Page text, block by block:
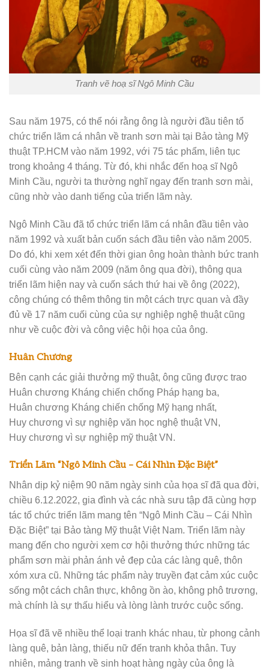
Tranh vẽ hoạ sĩ Ngô Minh Cầu
Sau năm 1975, có thể nói rằng ông là người đầu tiên tổ
chức triển lãm cá nhân về tranh sơn mài tại Bảo tàng Mỹ
thuật TP.HCM vào năm 1992, với 75 tác phẩm, liên tục
trong khoảng 4 tháng. Từ đó, khi nhắc đến hoạ sĩ Ngô
Minh Cầu, người ta thường nghĩ ngay đến tranh sơn mài,
cũng nhờ vào danh tiếng của triển lãm này.
Ngô Minh Cầu đã tổ chức triển lãm cá nhân đầu tiên vào
năm 1992 và xuất bản cuốn sách đầu tiên vào năm 2005.
Do đó, khi xem xét đến thời gian ông hoàn thành bức tranh
cuối cùng vào năm 2009 (năm ông qua đời), thông qua
triển lãm hiện nay và cuốn sách thứ hai về ông (2022),
công chúng có thêm thông tin một cách trực quan và đầy
đủ về 17 năm cuối cùng của sự nghiệp nghệ thuật cũng
như về cuộc đời và công việc hội họa của ông.
Huân Chương
Bên cạnh các giải thưởng mỹ thuật, ông cũng được trao
Huân chương Kháng chiến chống Pháp hạng ba,
Huân chương Kháng chiến chống Mỹ hạng nhất,
Huy chương vì sự nghiệp văn học nghệ thuật VN,
Huy chương vì sự nghiệp mỹ thuật VN.
Triển Lãm “Ngô Minh Cầu – Cái Nhìn Đặc Biệt”
Nhân dịp kỷ niệm 90 năm ngày sinh của họa sĩ đã qua đời,
chiều 6.12.2022, gia đình và các nhà sưu tập đã cùng hợp
tác tổ chức triển lãm mang tên “Ngô Minh Cầu – Cái Nhìn
Đặc Biệt” tại Bảo tàng Mỹ thuật Việt Nam. Triển lãm này
mang đến cho người xem cơ hội thưởng thức những tác
phẩm sơn mài phản ánh vẻ đẹp của các làng quê, thôn
xóm xưa cũ. Những tác phẩm này truyền đạt cảm xúc cuộc
sống một cách chân thực, không ồn ào, không phô trương,
mà chính là sự thấu hiểu và lòng lành trước cuộc sống.
Họa sĩ đã vẽ nhiều thể loại tranh khác nhau, từ phong cảnh
làng quê, bản làng, thiếu nữ đến tranh khỏa thân. Tuy
nhiên, mảng tranh về sinh hoạt hàng ngày của ông là